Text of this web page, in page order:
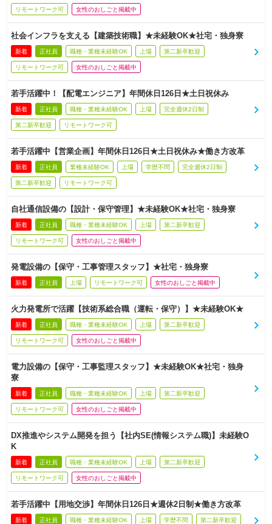
リモートワーク可 女性のおしごと掲載中
社会インフラを支える【建築技術職】★未経験OK★社宅・独身寮
新着 正社員 職種・業種未経験OK 上場 第二新卒歓迎
リモートワーク可 女性のおしごと掲載中
若手活躍中！【配電エンジニア】年間休日126日★土日祝休み
新着 正社員 職種・業種未経験OK 上場 完全週休2日制
第二新卒歓迎 リモートワーク可
若手活躍中【営業企画】年間休日126日★土日祝休み★働き方改革
新着 正社員 業種未経験OK 上場 学歴不問 完全週休2日制
第二新卒歓迎 リモートワーク可
自社通信設備の【設計・保守管理】★未経験OK★社宅・独身寮
新着 正社員 職種・業種未経験OK 上場 第二新卒歓迎
リモートワーク可 女性のおしごと掲載中
発電設備の【保守・工事管理スタッフ】★社宅・独身寮
新着 正社員 上場 リモートワーク可 女性のおしごと掲載中
火力発電所で活躍【技術系総合職（運転・保守）】★未経験OK★
新着 正社員 職種・業種未経験OK 上場 第二新卒歓迎
リモートワーク可 女性のおしごと掲載中
電力設備の【保守・工事監理スタッフ】★未経験OK★社宅・独身
寮
新着 正社員 職種・業種未経験OK 上場 第二新卒歓迎
リモートワーク可 女性のおしごと掲載中
DX推進やシステム開発を担う【社内SE(情報システム職)】未経験O
K
新着 正社員 職種・業種未経験OK 上場 第二新卒歓迎
リモートワーク可 女性のおしごと掲載中
若手活躍中【用地交渉】年間休日126日★週休2日制★働き方改革
新着 正社員 職種・業種未経験OK 上場 学歴不問 第二新卒歓迎